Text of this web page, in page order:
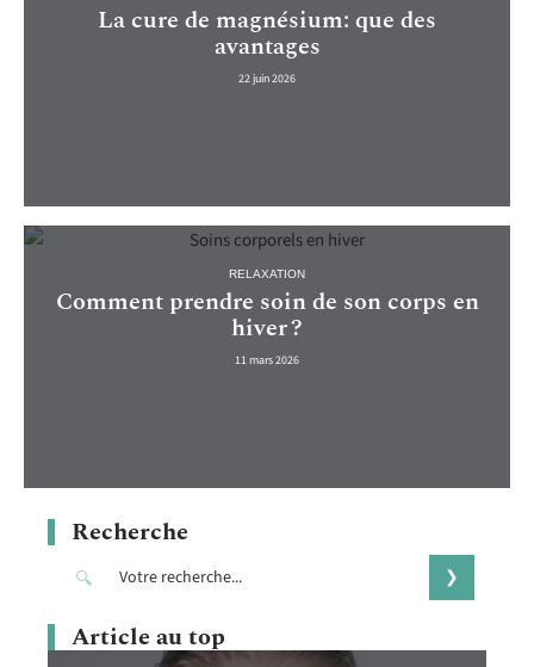
La cure de magnésium: que des
avantages
22 juin 2026
RELAXATION
Comment prendre soin de son corps en
hiver ?
11 mars 2026
Recherche
Article au top